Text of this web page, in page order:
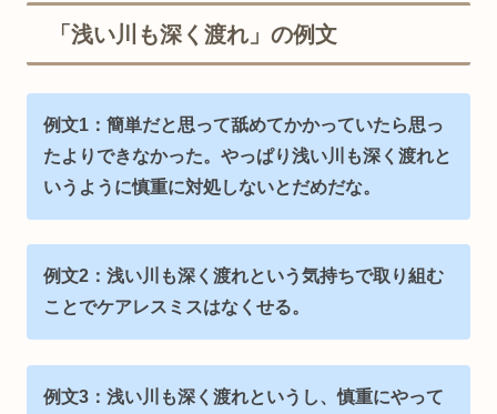
「浅い川も深く渡れ」の例文
例文1：簡単だと思って舐めてかかっていたら思っ
たよりできなかった。やっぱり浅い川も深く渡れと
いうように慎重に対処しないとだめだな。
例文2：浅い川も深く渡れという気持ちで取り組む
ことでケアレスミスはなくせる。
例文3：浅い川も深く渡れというし、慎重にやって